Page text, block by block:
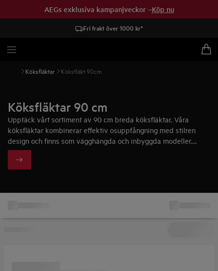
AEGs exklusiva kampanjveckor –Köp nu
Fri frakt över 1000 kr*
Köksfläktar Köksfläkt 90cm
Köksfläktar 90 cm
Upptäck vårt sortiment av 90 cm breda köksfläktar. Våra
köksfläktar kombinerar effektiv osuppfångning med stilren
design och finns som vägghängda och inbyggda modeller.
AEG:s större köksfläktar är både praktiska och eleganta, och
höjer kökets helhetskänsla och estetik.